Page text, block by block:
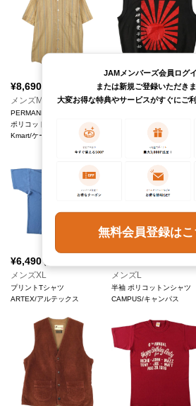
¥8,690
メンズM
PERMANENT PRESS 半袖
ポリコットンシャツ
Kmart/ケーマート
¥9,790(税込)
メンズL
¥6,490(税込)
メンズXL
プリントTシャツ
ARTEX/アルテックス
メンズL
半袖 ポリコットンシャツ
CAMPUS/キャンパス
JAMメンバーズ会員ログイ
または新規ご登録いただきま
大変お得な特典やサービスがすぐにご
無料会員登録はこ